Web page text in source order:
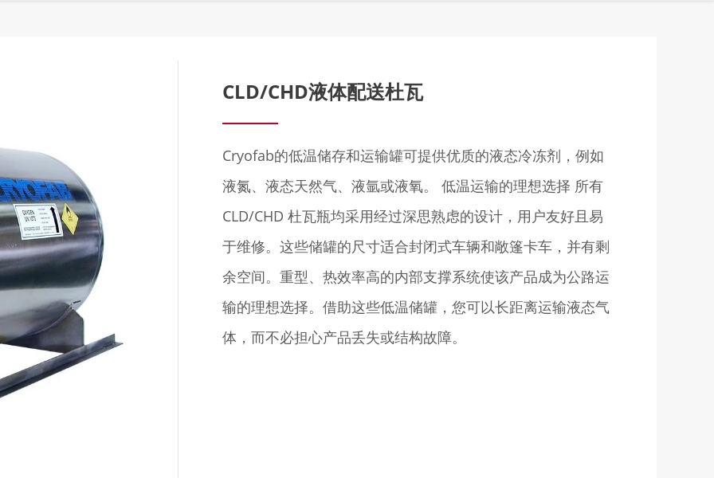
CLD/CHD液体配送杜瓦
Cryofab的低温储存和运输罐可提供优质的液态冷冻剂，例如
液氮、液态天然气、液氩或液氧。 低温运输的理想选择 所有
CLD/CHD 杜瓦瓶均采用经过深思熟虑的设计，用户友好且易
于维修。这些储罐的尺寸适合封闭式车辆和敞篷卡车，并有剩
余空间。重型、热效率高的内部支撑系统使该产品成为公路运
输的理想选择。借助这些低温储罐，您可以长距离运输液态气
体，而不必担心产品丢失或结构故障。